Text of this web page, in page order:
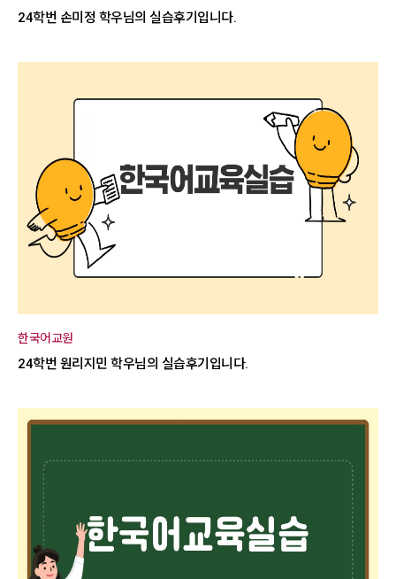
24학번 손미정 학우님의 실습후기입니다.
한국어교원
24학번 원리지민 학우님의 실습후기입니다.